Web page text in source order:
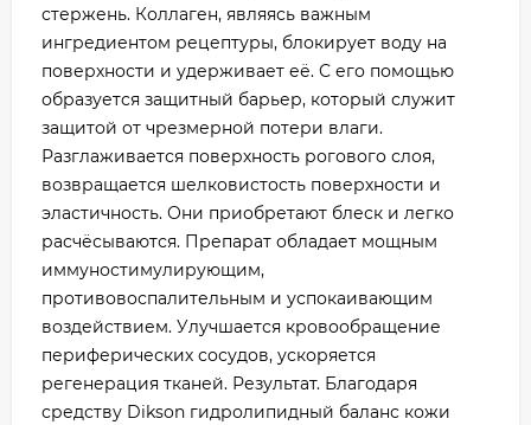
стержень. Коллаген, являясь важным
ингредиентом рецептуры, блокирует воду на
поверхности и удерживает её. С его помощью
образуется защитный барьер, который служит
защитой от чрезмерной потери влаги.
Разглаживается поверхность рогового слоя,
возвращается шелковистость поверхности и
эластичность. Они приобретают блеск и легко
расчёсываются. Препарат обладает мощным
иммуностимулирующим,
противовоспалительным и успокаивающим
воздействием. Улучшается кровообращение
периферических сосудов, ускоряется
регенерация тканей. Результат. Благодаря
средству Dikson гидролипидный баланс кожи